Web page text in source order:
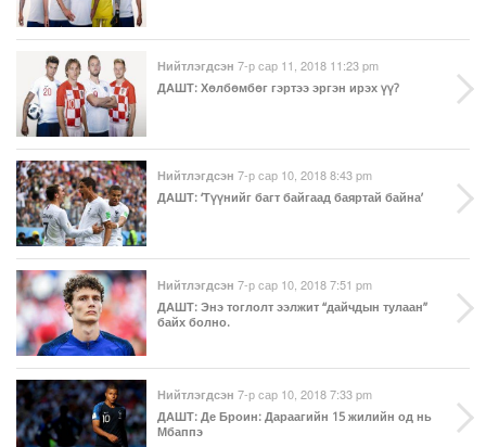
Нийтлэгдсэн 7-р сар 11, 2018 11:23 pm
ДАШТ: Хөлбөмбөг гэртээ эргэн ирэх үү?
Нийтлэгдсэн 7-р сар 10, 2018 8:43 pm
ДАШТ: ‘Түүнийг багт байгаад баяртай байна’
Нийтлэгдсэн 7-р сар 10, 2018 7:51 pm
ДАШТ: Энэ тоглолт ээлжит “дайчдын тулаан”
байх болно.
Нийтлэгдсэн 7-р сар 10, 2018 7:33 pm
ДАШТ: Де Броин: Дараагийн 15 жилийн од нь
Мбаппэ